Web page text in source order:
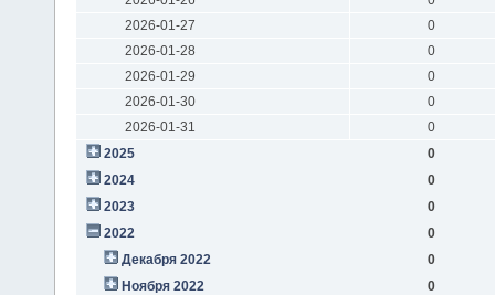
2026-01-27
0
2026-01-28
0
2026-01-29
0
2026-01-30
0
2026-01-31
0
2025
0
2024
0
2023
0
2022
0
Декабря 2022
0
Ноября 2022
0